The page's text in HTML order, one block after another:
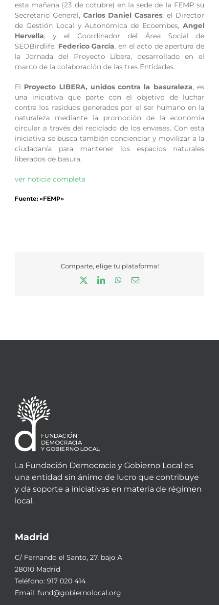
esta mañana (23 de cotubre) en la sede de la FEMP su
Secretario General, Carlos Daniel Casares; el Director
de Gestión Local y Autonómica de Ecoembes, Angel
Hervella; y el Coordinador del Área Social de
SEOBirdlife, Federico García, en el acto de apertura de
la Jornada del Proyecto Libera, desarrollado en el
marco de la colaboración de las tres Entidades.
El Proyecto LIBERA, unidos contra la basuraleza, es
una iniciativa que parte con el objetivo de luchar
contra los residuos generados por el ser humano en la
naturaleza mediante la promoción de la economía
circular a través del reciclado de los envases. Con esta
iniciativa se busca también concienciar y movilizar a la
ciudadanía para mantener los espacios naturales
liberados de basura.
ver noticia completa
Fuente: «FEMP»
Comparte, elige tu plataforma!
LinkedInWhatsApp
Correo
La Fundación Democracia y Gobierno Local es
una entidad sin ánimo de lucro que contribuye
y da soporte a iniciativas en materia de régimen
local.
Madrid
C/ Fernando el Santo, 27, bajo A
28010 Madrid
Teléfono: 917 020 414
Email: fund@gobiernolocal.org